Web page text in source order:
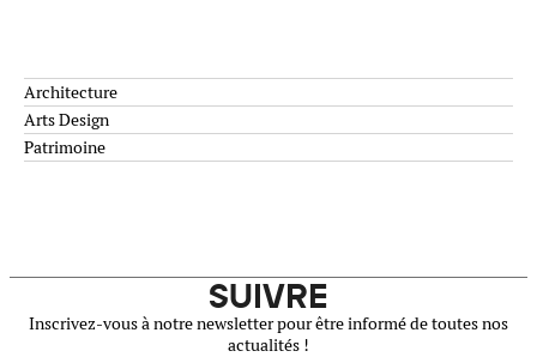
Architecture
Arts Design
Patrimoine
SUIVRE
Inscrivez-vous à notre newsletter pour être informé de toutes nos
actualités !